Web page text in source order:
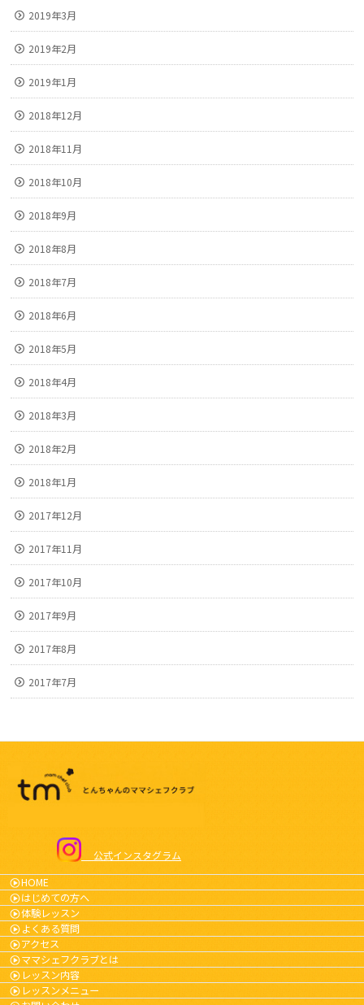
2019年3月
2019年2月
2019年1月
2018年12月
2018年11月
2018年10月
2018年9月
2018年8月
2018年7月
2018年6月
2018年5月
2018年4月
2018年3月
2018年2月
2018年1月
2017年12月
2017年11月
2017年10月
2017年9月
2017年8月
2017年7月
公式インスタグラム
HOME
はじめての方へ
体験レッスン
よくある質問
アクセス
ママシェフクラブとは
レッスン内容
レッスンメニュー